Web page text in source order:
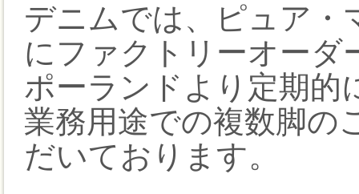
デニムでは、ピュア・
にファクトリーオーダ
ポーランドより定期的
業務用途での複数脚の
だいております。